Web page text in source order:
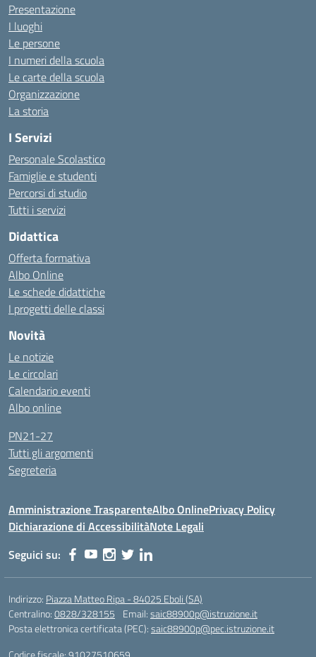
Presentazione
I luoghi
Le persone
I numeri della scuola
Le carte della scuola
Organizzazione
La storia
I Servizi
Personale Scolastico
Famiglie e studenti
Percorsi di studio
Tutti i servizi
Didattica
Offerta formativa
Albo Online
Le schede didattiche
I progetti delle classi
Novità
Le notizie
Le circolari
Calendario eventi
Albo online
PN21-27
Tutti gli argomenti
Segreteria
Amministrazione TrasparenteAlbo OnlinePrivacy Policy
Dichiarazione di AccessibilitàNote Legali
Seguici su:
Indirizzo: Piazza Matteo Ripa - 84025 Eboli (SA)
Centralino:0828/328155 Email:saic88900p@istruzione.it
Posta elettronica certificata (PEC):saic88900p@pec.istruzione.it